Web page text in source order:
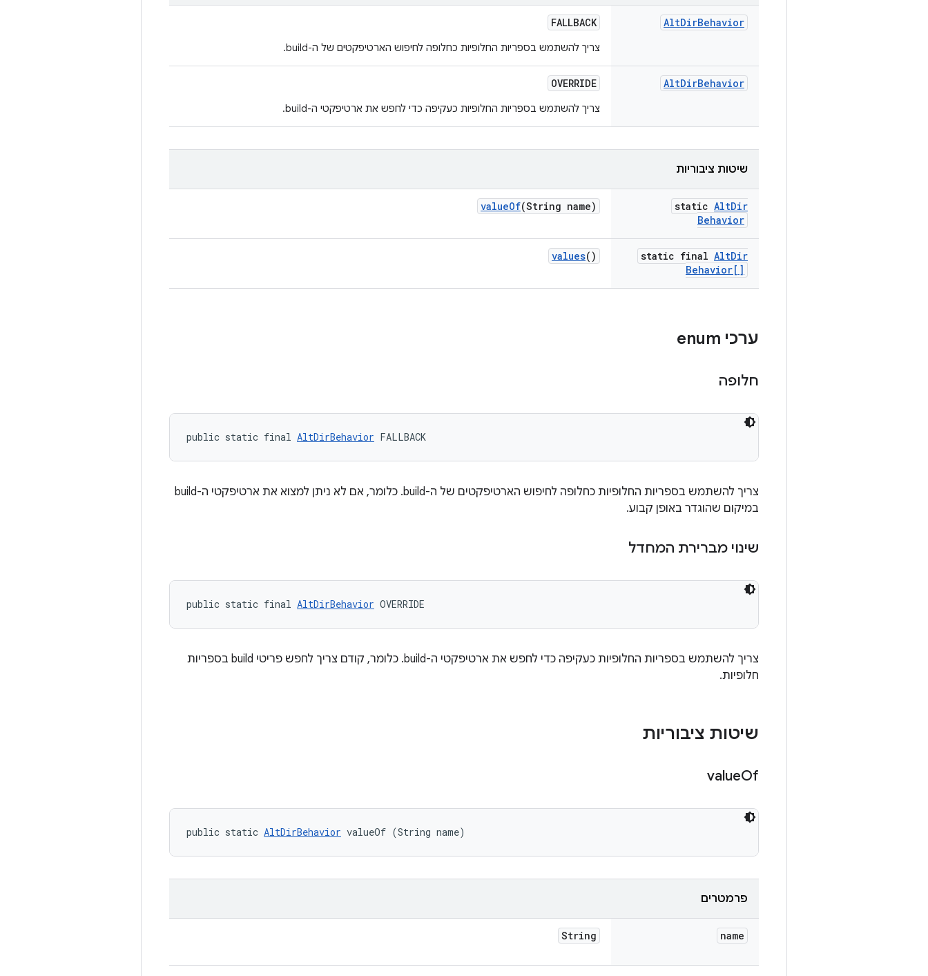
AltDirBehavior
FALLBACK
צריך להשתמש בספריות החלופיות כחלופה לחיפוש הארטיפקטים של ה-build.
AltDirBehavior
OVERRIDE
צריך להשתמש בספריות החלופיות כעקיפה כדי לחפש את ארטיפקטי ה-build.
שיטות ציבוריות
static AltDir
Behavior
valueOf(String name)
static final AltDir
Behavior[]
values()
ערכי enum
חלופה
public static final AltDirBehavior FALLBACK
צריך להשתמש בספריות החלופיות כחלופה לחיפוש הארטיפקטים של ה-build. כלומר, אם לא ניתן למצוא את ארטיפקטי ה-build
במיקום שהוגדר באופן קבוע.
שינוי מברירת המחדל
public static final AltDirBehavior OVERRIDE
צריך להשתמש בספריות החלופיות כעקיפה כדי לחפש את ארטיפקטי ה-build. כלומר, קודם צריך לחפש פריטי build בספריות
חלופיות.
שיטות ציבוריות
valueOf
public static AltDirBehavior valueOf (String name)
פרמטרים
name
String